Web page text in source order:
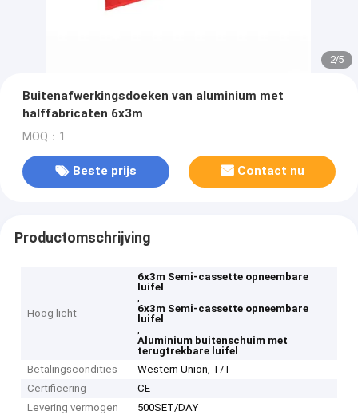
2/5
Buitenafwerkingsdoeken van aluminium met
halffabricaten 6x3m
MOQ：1
Beste prijs Contact nu
Productomschrijving
Hoog licht
6x3m Semi-cassette opneembare
luifel
,
6x3m Semi-cassette opneembare
luifel
,
Aluminium buitenschuim met
terugtrekbare luifel
Betalingscondities
Western Union, T/T
Certificering
CE
Levering vermogen
500SET/DAY